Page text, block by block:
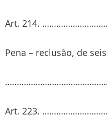
Art. 214.
Pena – reclusão, de
Art. 223.